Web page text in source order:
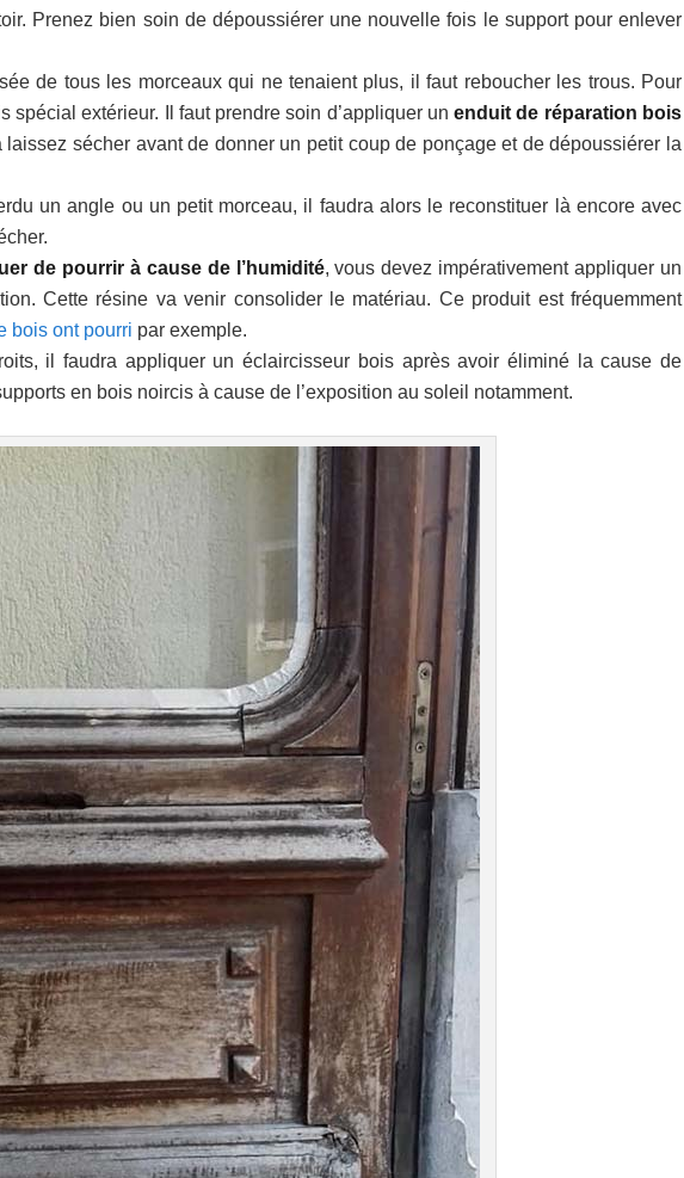
Prenez bien soin de dépoussiérer une nouvelle fois le support pour enlever
de tous les morceaux qui ne tenaient plus, il faut reboucher les trous. Pour
spécial extérieur. Il faut prendre soin d’appliquer unenduit de réparation bois
laissez sécher avant de donner un petit coup de ponçage et de dépoussiérer la
un angle ou un petit morceau, il faudra alors le reconstituer là encore avec
de pourrir à cause de l’humidité, vous devez impérativement appliquer un
Cette résine va venir consolider le matériau. Ce produit est fréquemment
bois ont pourri par exemple.
il faudra appliquer un éclaircisseur bois après avoir éliminé la cause de
en bois noircis à cause de l’exposition au soleil notamment.